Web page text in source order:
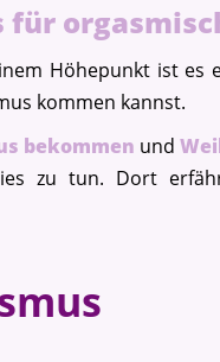
für
Höhepunkt ist es
kommen kannst.
bekommen und
zu tun. Dort